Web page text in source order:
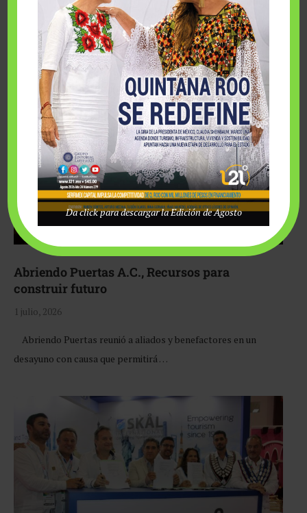
Fairmont Mayakoba y Make-A-Wish México unieron
esfuerzos para hacer realidad el deseo de una …
Abriendo Puertas A.C., Recursos para
construir futuro
1 julio, 2026
Abriendo Puertas reunió a aliados y benefactores en un
desayuno con causa que permitirá …
Da click para descargar la Edición de Agosto